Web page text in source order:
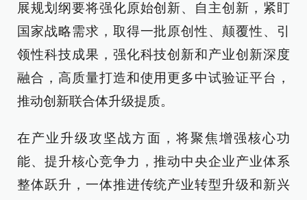
展规划纲要将强化原始创新、自主创新，紧盯
国家战略需求，取得一批原创性、颠覆性、引
领性科技成果，强化科技创新和产业创新深度
融合，高质量打造和使用更多中试验证平台，
推动创新联合体升级提质。
在产业升级攻坚战方面，将聚焦增强核心功
能、提升核心竞争力，推动中央企业产业体系
整体跃升，一体推进传统产业转型升级和新兴